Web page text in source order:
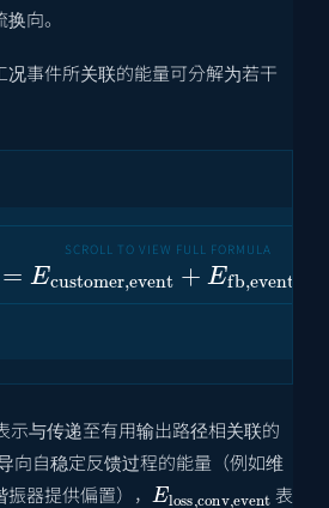
向。
况事件所关联的能量可分解为若干
= customer,event+E fb
示与传递至有用输出路径相关联的
向自稳定反馈过程的能量（例如维
器提供偏置），
Eloss,conv,event
表